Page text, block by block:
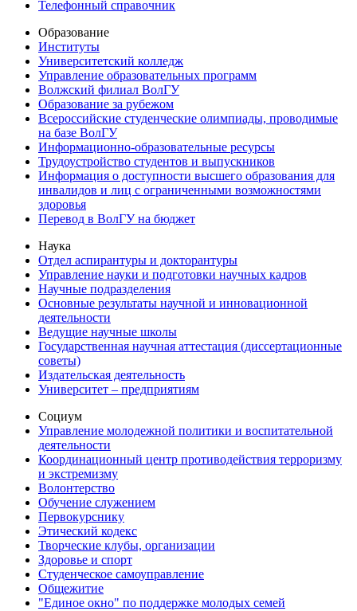
Телефонный справочник
Образование
Институты
Университетский колледж
Управление образовательных программ
Волжский филиал ВолГУ
Образование за рубежом
Всероссийские студенческие олимпиады, проводимые
на базе ВолГУ
Информационно-образовательные ресурсы
Трудоустройство студентов и выпускников
Информация о доступности высшего образования для
инвалидов и лиц с ограниченными возможностями
здоровья
Перевод в ВолГУ на бюджет
Наука
Отдел аспирантуры и докторантуры
Управление науки и подготовки научных кадров
Научные подразделения
Основные результаты научной и инновационной
деятельности
Ведущие научные школы
Государственная научная аттестация (диссертационные
советы)
Издательская деятельность
Университет – предприятиям
Социум
Управление молодежной политики и воспитательной
деятельности
Координационный центр противодействия терроризму
и экстремизму
Волонтерство
Обучение служением
Первокурснику
Этический кодекс
Творческие клубы, организации
Здоровье и спорт
Студенческое самоуправление
Общежитие
"Единое окно" по поддержке молодых семей